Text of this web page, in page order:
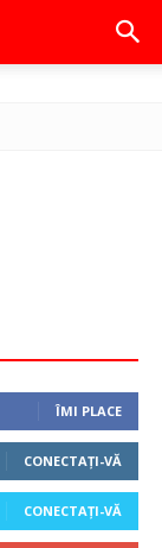
ÎMI PLACE
CONECTAȚI-VĂ
CONECTAȚI-VĂ